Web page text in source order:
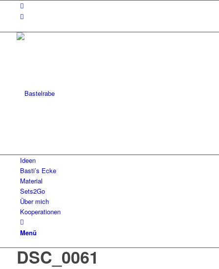
Ideen
Basti’s Ecke
Material
Sets2Go
Über mich
Kooperationen
Menü
DSC_0061